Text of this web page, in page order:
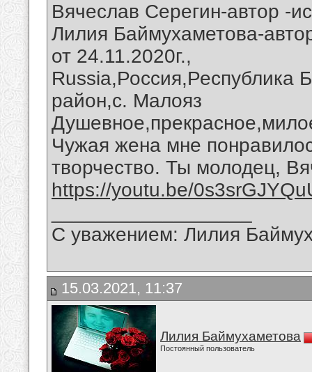
Вячеслав Серегин-автор -
Лилия Баймухаметова-
от 24.11.2020г.,
Russia,Россия,Республика
район,с. Малояз
Чужая жена мне
творчество. Ты молодец,
https://youtu.be/
С уважением: Лилия
15.03.2021, 11:37
Лилия Баймухаметова
Постоянный пользователь